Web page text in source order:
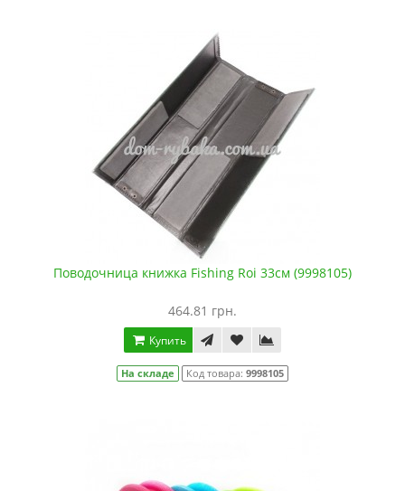
Поводочница книжка Fishing Roi 33см (9998105)
464.81 грн.
Купить
На складе Код товара: 9998105